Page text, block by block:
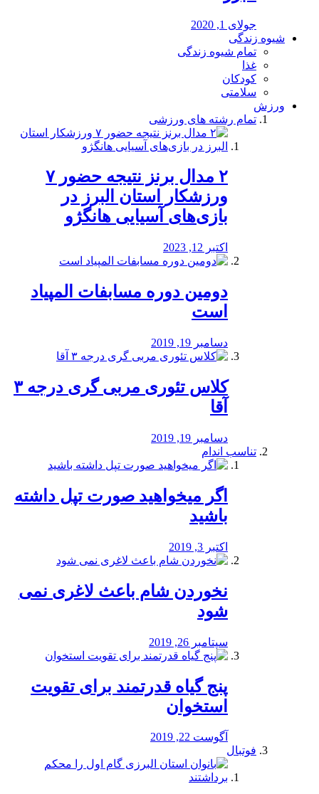
جولای 1, 2020
شیوه زندگی
تمام شیوه زندگی
غذا
کودکان
سلامتی
ورزش
تمام رشته های ورزشی
۲ مدال برنز نتیجه حضور ۷
ورزشکار استان البرز در
بازی‌های آسیایی هانگژو
اکتبر 12, 2023
دومین دوره مسابفات المپیاد
است
دسامبر 19, 2019
کلاس تئوری مربی گری درجه ۳
آقا
دسامبر 19, 2019
تناسب اندام
اگر میخواهید صورت تپل داشته
باشید
اکتبر 3, 2019
نخوردن شام باعث لاغری نمی
‌شود
سپتامبر 26, 2019
پنج گیاه قدرتمند برای تقویت
استخوان
آگوست 22, 2019
فوتبال